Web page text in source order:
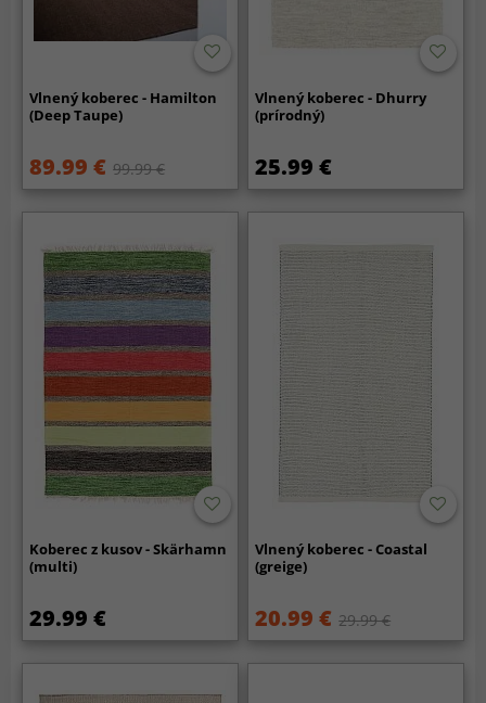
Vlnený koberec - Hamilton
(Deep Taupe)
89.99 € 99.99 €
Vlnený koberec - Dhurry
(prírodný)
25.99 €
Koberec z kusov - Skärhamn
(multi)
29.99 €
Vlnený koberec - Coastal
(greige)
20.99 € 29.99 €